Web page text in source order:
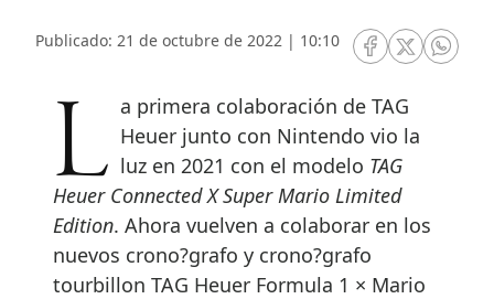
Publicado: 21 de octubre de 2022 | 10:10
RRSS Facebook
RRSSRRSS
La primera colaboración de TAG Heuer junto con Nintendo vio la
luz en 2021 con el modelo TAG
Heuer Connected X Super Mario Limited
Edition. Ahora vuelven a colaborar en los
nuevos crono?grafo y crono?grafo
tourbillon TAG Heuer Formula 1 × Mario